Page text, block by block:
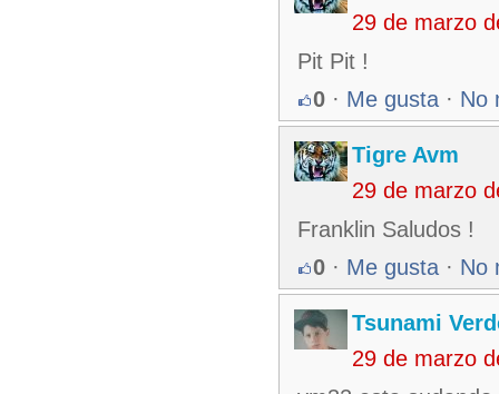
29 de marzo
Pit Pit !
0 · Me gusta · No
Tigre Avm
29 de marzo
Franklin Saludos !
0 · Me gusta · No
Tsunami
29 de marzo